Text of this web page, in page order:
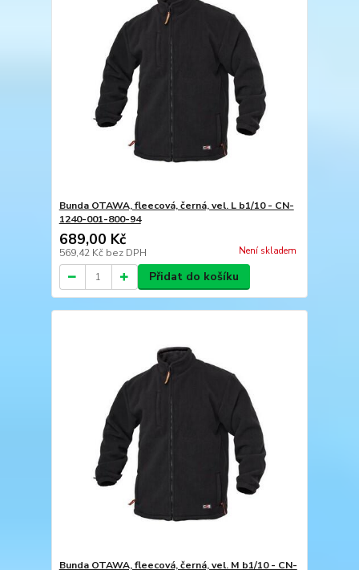
Bunda OTAWA, fleecová, černá, vel. L b1/10 - CN-
1240-001-800-94
689,00 Kč
569,42 Kč bez DPH Není skladem
Přidat do košíku
Bunda OTAWA, fleecová, černá, vel. M b1/10 - CN-